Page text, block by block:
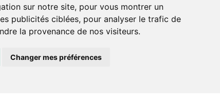
sur notre site, pour vous montrer un
publicités ciblées, pour analyser le trafic de
la provenance de nos visiteurs.
Changer mes préférences